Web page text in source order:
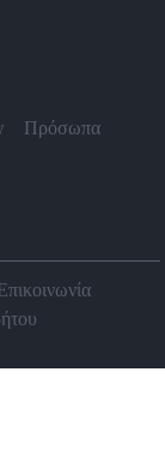
Πρόσωπα